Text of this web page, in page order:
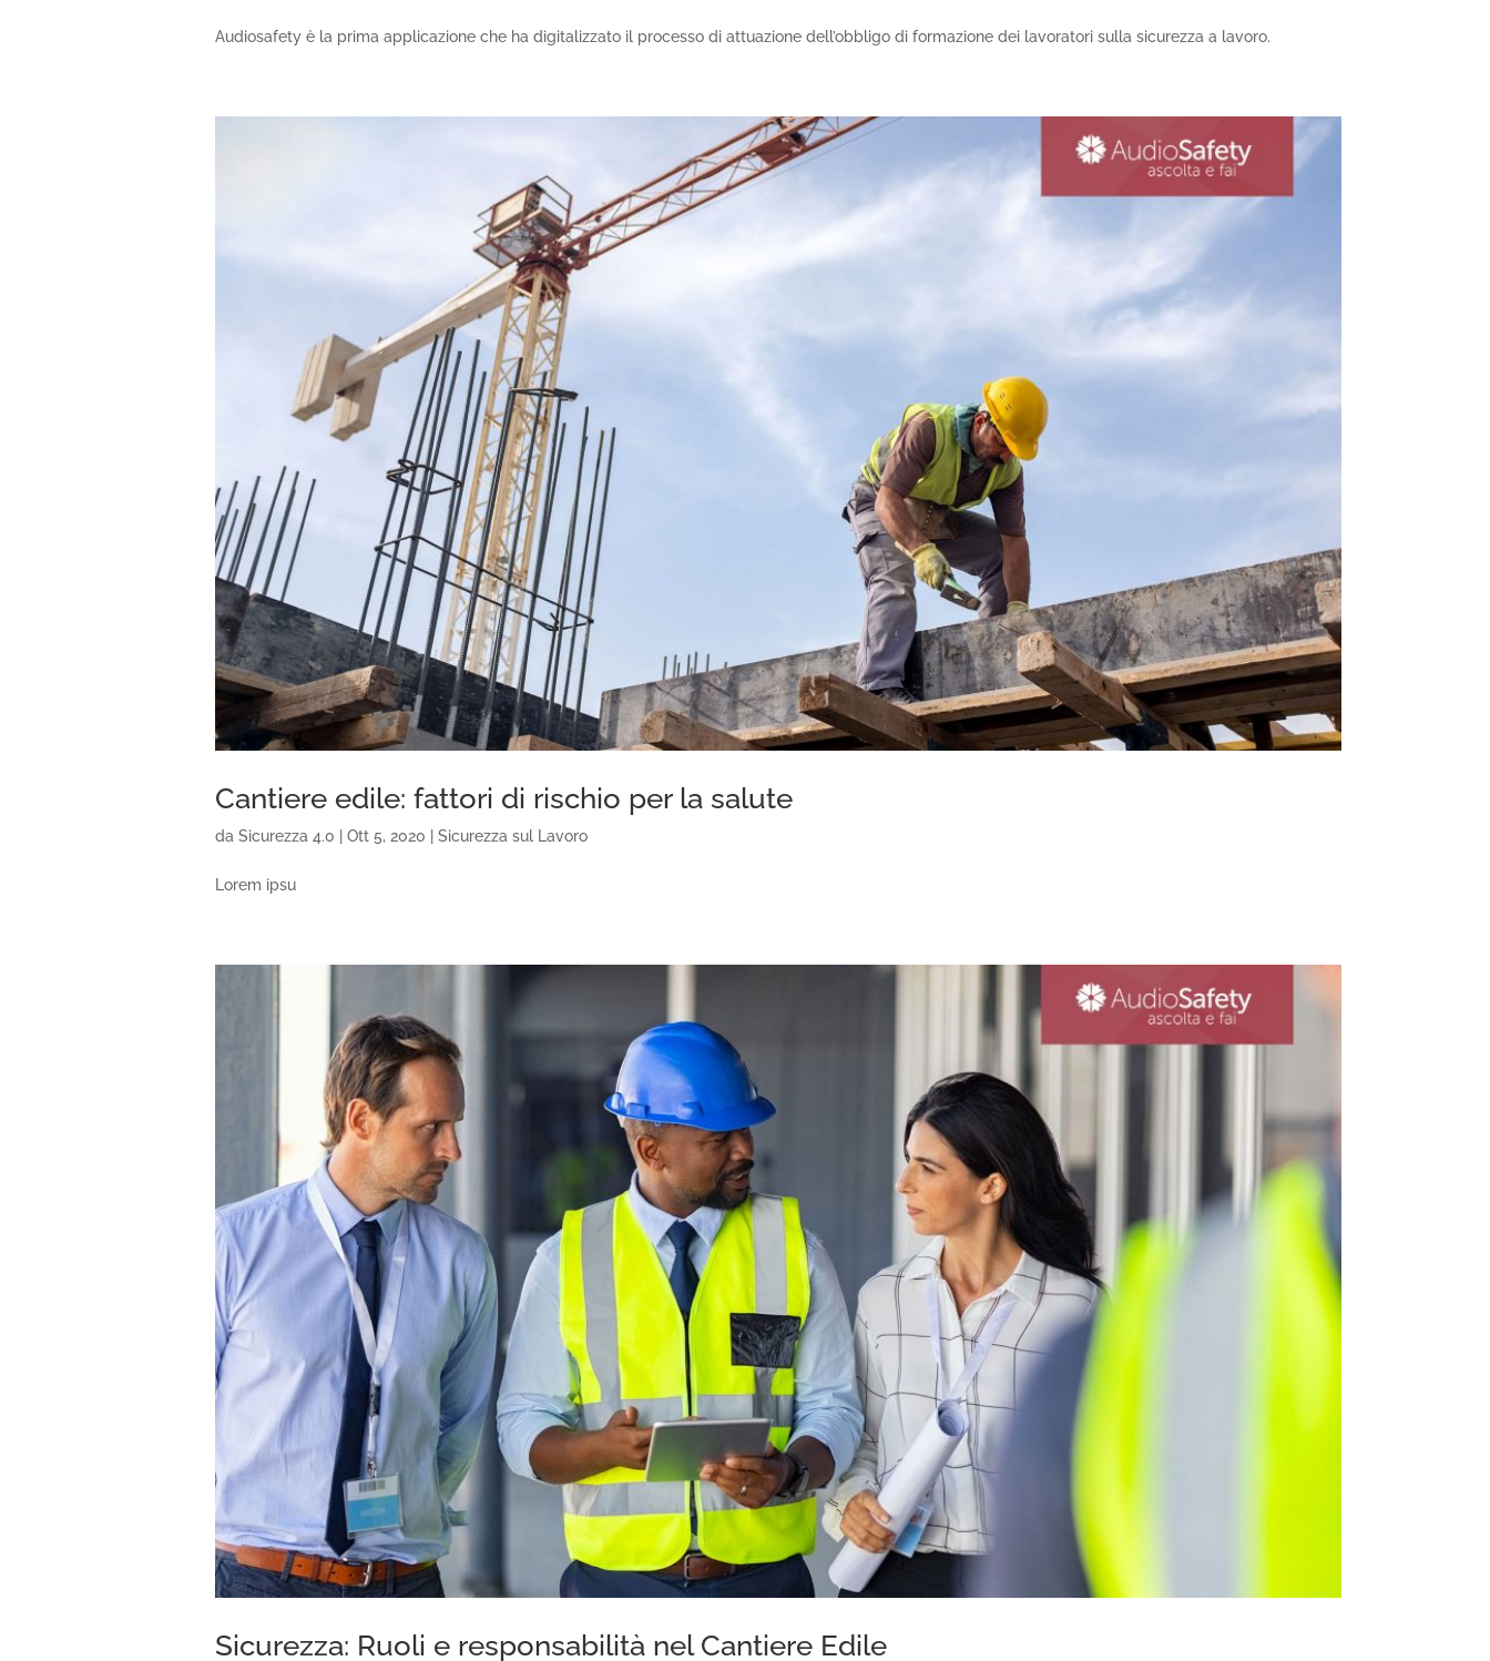
Audiosafety è la prima applicazione che ha digitalizzato il processo di attuazione dell’obbligo di formazione dei lavoratori sulla sicurezza a lavoro.
Cantiere edile: fattori di rischio per la salute
da Sicurezza 4.0 | Ott 5, 2020 | Sicurezza sul Lavoro
Lorem ipsu
Sicurezza: Ruoli e responsabilità nel Cantiere Edile